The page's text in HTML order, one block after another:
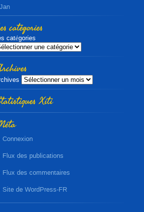
catégories
catégories
Xiti
Connexion
Flux des publications
Flux des commentaires
Site de WordPress-FR